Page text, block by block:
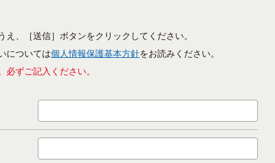
え、［送信］ボタンをクリックしてください。
については個人情報保護基本方針をお読みください。
ずご記入ください。